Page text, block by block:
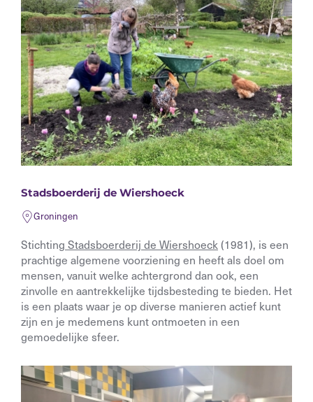
Stadsboerderij de Wiershoeck
Groningen
Stichting Stadsboerderij de Wiershoeck(1981), is een
prachtige algemene voorziening en heeft als doel om
mensen, vanuit welke achtergrond dan ook, een
zinvolle en aantrekkelijke tijdsbesteding te bieden. Het
is een plaats waar je op diverse manieren actief kunt
zijn en je medemens kunt ontmoeten in een
gemoedelijke sfeer.